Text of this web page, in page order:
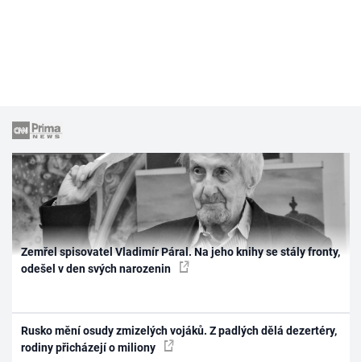
Zemřel spisovatel Vladimír Páral. Na jeho knihy se stály fronty,
odešel v den svých narozenin
Rusko mění osudy zmizelých vojáků. Z padlých dělá dezertéry,
rodiny přicházejí o miliony